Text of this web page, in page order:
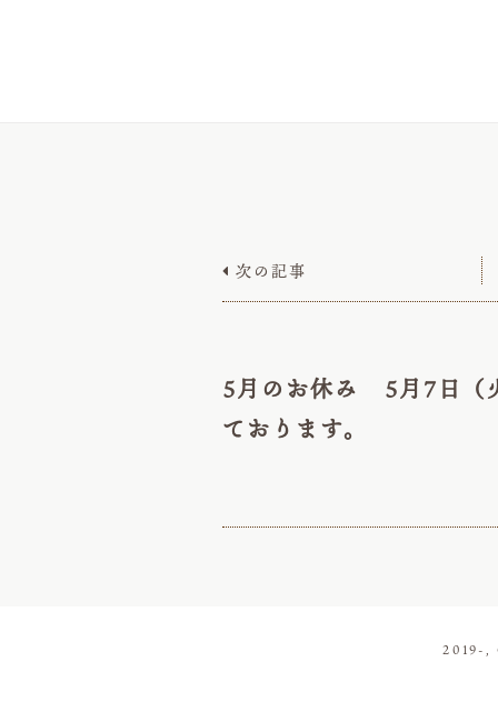
 次の記事
5月のお休み 5月7日（
ております。
2019-,